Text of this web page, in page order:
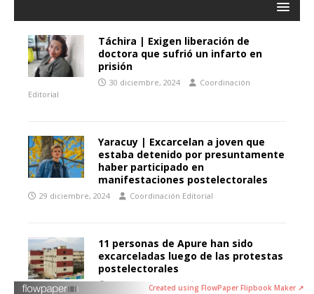
Created using FlowPaper Flipbook Maker ↗